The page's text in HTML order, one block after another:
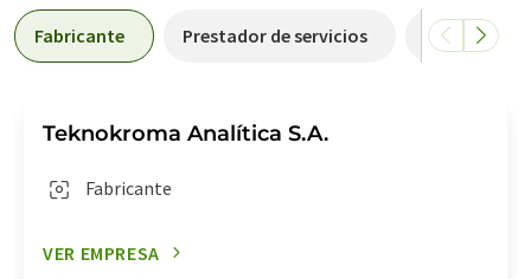
Fabricante Prestador de servicios Laboratorio
Teknokroma Analítica S.A.
Fabricante
VER EMPRESA